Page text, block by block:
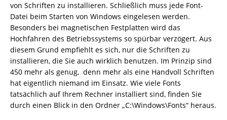
von Schriften zu installieren. Schließlich muss jede Font-
Datei beim Starten von Windows eingelesen werden.
Besonders bei magnetischen Festplatten wird das
Hochfahren des Betriebssystems so spürbar verzögert. Aus
diesem Grund empfiehlt es sich, nur die Schriften zu
installieren, die Sie auch wirklich benutzen. Im Prinzip sind
450 mehr als genug, denn mehr als eine Handvoll Schriften
hat eigentlich niemand im Einsatz. Wie viele Fonts
tatsächlich auf Ihrem Rechner installiert sind, finden Sie
durch einen Blick in den Ordner „C:\Windows\Fonts“ heraus.